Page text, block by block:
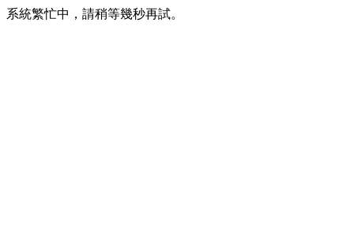
系統繁忙中，請稍等幾秒再試。